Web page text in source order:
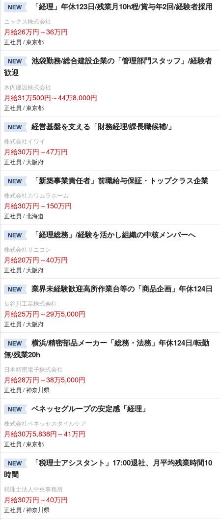
NEW 「経理」年休123日/残業月10h程/賞与年2回/経験者採用
ニックス株式会社
月給26万円～36万円
正社員 / 東京都
NEW
池袋勤務/総合建設企業の「管理部門スタッフ」/経験者
歓迎
木内建設株式会社
月給31万500円～44万8,000円
正社員 / 東京都
NEW 経営基盤を支える「財務経理/課長職候補/」
株式会社イワイ
月給30万円～47万円
正社員 / 大阪府
NEW 「新築事業責任者」前職給与保証・トップクラス企業
株式会社カワムラホーム
月給30万円～150万円
正社員 / 北海道
NEW 「経理総務」/経験を活かし組織の中核メンバーへ
株式会社サニコン
月給20万円～40万円
正社員 / 大阪府
NEW 業界未経験歓迎高所作業台等の「商品企画」年休124日
長谷川工業株式会社
月給25万円～29万5,000円
正社員 / 大阪府
NEW
横浜/精密部品メーカー「総務・法務」年休124日/転勤
無/残業20h
日本精密電子株式会社
月給28万円～38万5,000円
正社員 / 神奈川県
NEW ベネッセグループの安定感「経理」
株式会社ベネッセスタイルケア
月給30万5,838円～41万円
正社員 / 東京都
NEW
「税理士アシスタント」17:00退社、月平均残業時間10
時間
税理士法人中央事務所
月給30万円～40万円
正社員 / 神奈川県